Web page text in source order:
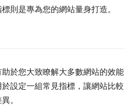
則是專為您的網站量身打造。
於您大致瞭解大多數網站的效能
設定一組常見指標，讓網站比較
。